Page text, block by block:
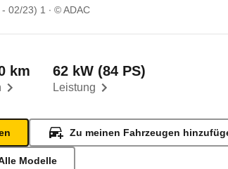
02/23) 1 © ADAC
km
Leistung
62 kW (84 PS)
Zu meinen Fahrzeugen
Modelle